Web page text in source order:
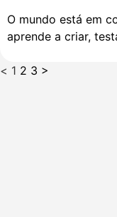
O mundo está em
aprende a criar,
< 1 2 3 >